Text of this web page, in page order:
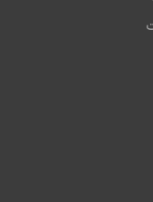
نظرات حقیقی
تخفیف های
مشهد ، تهران و
خواهد بود.علاوه
دیگری نیز